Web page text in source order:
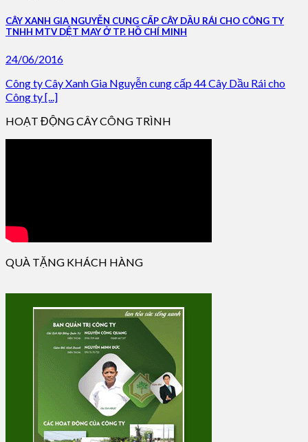
CÂY XANH GIA NGUYỄN CUNG CẤP CÂY DẦU RÁI CHO CÔNG TY
TNHH MTV DỆT MAY Ở TP. HỒ CHÍ MINH
24/06/2016
Công ty Cây Xanh Gia Nguyễn cung cấp 44 Cây Dầu Rái cho
Công ty [...]
HOẠT ĐỘNG CÂY CÔNG TRÌNH
QUÀ TẶNG KHÁCH HÀNG